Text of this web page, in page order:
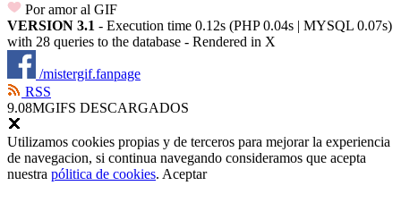
Por amor al GIF
VERSION 3.1 - Execution time 0.12s (PHP 0.04s | MYSQL 0.07s)
with 28 queries to the database - Rendered in X
/mistergif.fanpage
RSS
9.08MGIFS DESCARGADOS
Utilizamos cookies propias y de terceros para mejorar la experiencia
de navegacion, si continua navegando consideramos que acepta
nuestra pólitica de cookies. Aceptar